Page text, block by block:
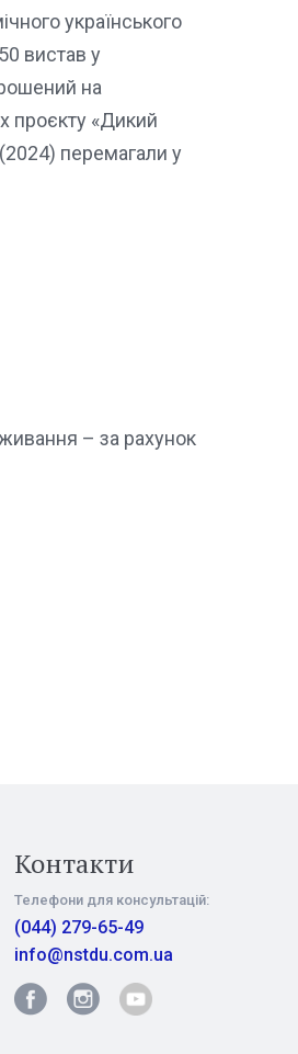
українського
вистав у
на
проєкту «Дикий
перемагали у
– за рахунок
Контакти
Телефони для консультацій:
(044) 279-65-49
info@nstdu.com.ua